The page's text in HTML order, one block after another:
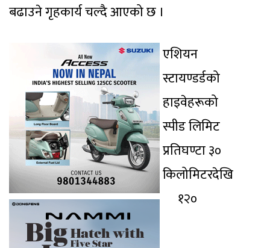
बढाउने गृहकार्य चल्दै आएको छ ।
एशियन
स्टायण्डर्डको
हाइवेहरूको
स्पीड लिमिट
प्रतिघण्टा ३०
किलोमिटरदेखि
१२०